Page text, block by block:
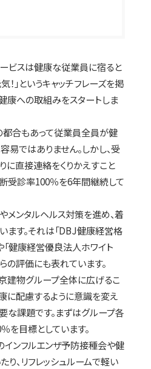
ビスは健康な従業員に宿ると
！」というキャッチフレーズを掲
康への取組みをスタートしま
合もあって従業員全員が健
易ではありません。しかし、受
に直接連絡をくりかえすこと
受診率100％を6年間継続して
メンタルヘルス対策を進め、着
ます。それは「DBJ健康経営格
「健康経営優良法人ホワイト
の評価にも表れています。
建物グループ全体に広げるこ
に配慮するように意識を変え
な課題です。まずはグループ各
目標としています。
インフルエンザ予防接種会や健
、リフレッシュルームで軽い